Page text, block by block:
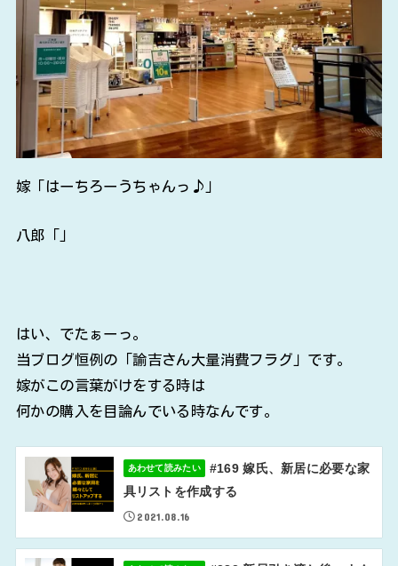
嫁「はーちろーうちゃんっ♪」
八郎「」
はい、でたぁーっ。
当ブログ恒例の「諭吉さん大量消費フラグ」です。
嫁がこの言葉がけをする時は
何かの購入を目論んでいる時なんです。
あわせて読みたい
#169 嫁氏、新居に必要な家
具リストを作成する
2021.08.16